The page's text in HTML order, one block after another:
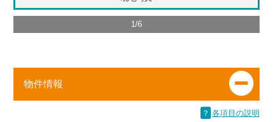
1/6
物件情報
？ 各項目の説明